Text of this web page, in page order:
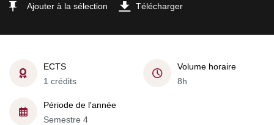
Ajouter à la sélection Télécharger
ECTS
1 crédits
Volume horaire
8h
Période de l'année
Semestre 4